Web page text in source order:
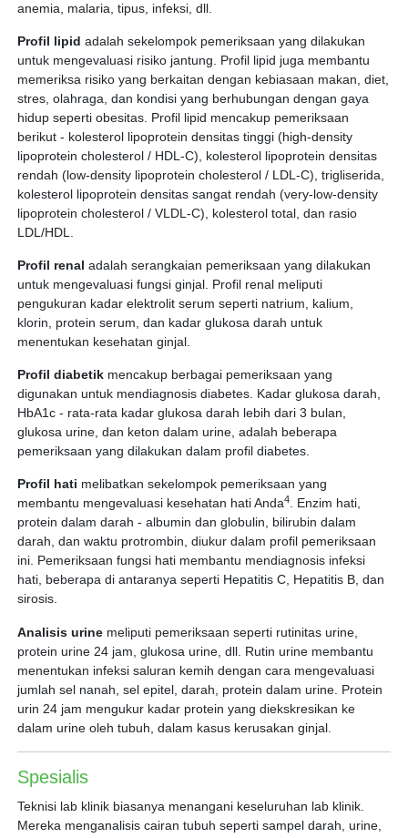
anemia, malaria, tipus, infeksi, dll.
Profil lipid adalah sekelompok pemeriksaan yang dilakukan
untuk mengevaluasi risiko jantung. Profil lipid juga membantu
memeriksa risiko yang berkaitan dengan kebiasaan makan, diet,
stres, olahraga, dan kondisi yang berhubungan dengan gaya
hidup seperti obesitas. Profil lipid mencakup pemeriksaan
berikut - kolesterol lipoprotein densitas tinggi (high-density
lipoprotein cholesterol / HDL-C), kolesterol lipoprotein densitas
rendah (low-density lipoprotein cholesterol / LDL-C), trigliserida,
kolesterol lipoprotein densitas sangat rendah (very-low-density
lipoprotein cholesterol / VLDL-C), kolesterol total, dan rasio
LDL/HDL.
Profil renal adalah serangkaian pemeriksaan yang dilakukan
untuk mengevaluasi fungsi ginjal. Profil renal meliputi
pengukuran kadar elektrolit serum seperti natrium, kalium,
klorin, protein serum, dan kadar glukosa darah untuk
menentukan kesehatan ginjal.
Profil diabetikmencakup berbagai pemeriksaan yang
digunakan untuk mendiagnosis diabetes. Kadar glukosa darah,
HbA1c - rata-rata kadar glukosa darah lebih dari 3 bulan,
glukosa urine, dan keton dalam urine, adalah beberapa
pemeriksaan yang dilakukan dalam profil diabetes.
Profil hati melibatkan sekelompok pemeriksaan yang
membantu mengevaluasi kesehatan hati Anda4. Enzim hati,
protein dalam darah - albumin dan globulin, bilirubin dalam
darah, dan waktu protrombin, diukur dalam profil pemeriksaan
ini. Pemeriksaan fungsi hati membantu mendiagnosis infeksi
hati, beberapa di antaranya seperti Hepatitis C, Hepatitis B, dan
sirosis.
Analisis urinemeliputi pemeriksaan seperti rutinitas urine,
protein urine 24 jam, glukosa urine, dll. Rutin urine membantu
menentukan infeksi saluran kemih dengan cara mengevaluasi
jumlah sel nanah, sel epitel, darah, protein dalam urine. Protein
urin 24 jam mengukur kadar protein yang diekskresikan ke
dalam urine oleh tubuh, dalam kasus kerusakan ginjal.
Spesialis
Teknisi lab klinik biasanya menangani keseluruhan lab klinik.
Mereka menganalisis cairan tubuh seperti sampel darah, urine,